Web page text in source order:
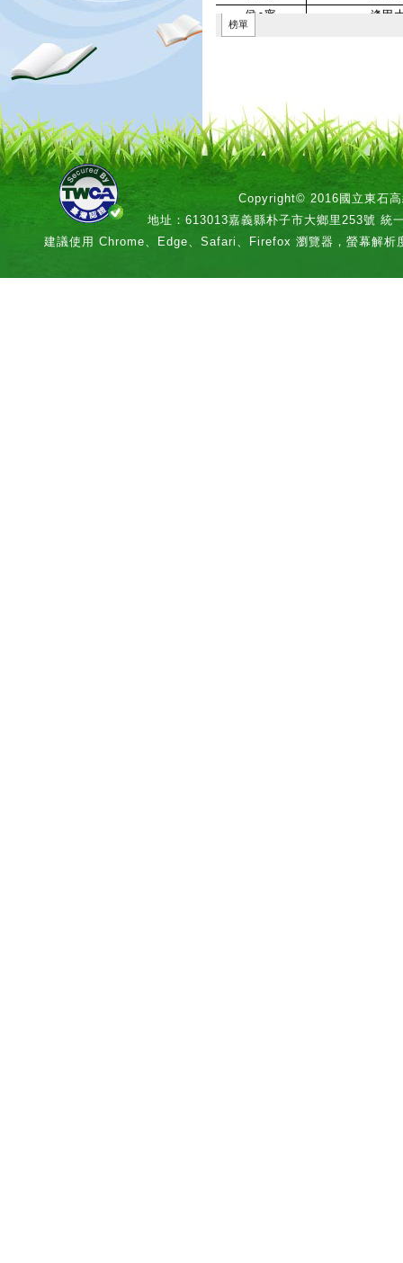
Copyright© 2016國立東石高
地址：613013嘉義縣朴子市大鄉里253號 統
建議使用 Chrome、Edge、Safari、Firefox 瀏覽器，螢幕解